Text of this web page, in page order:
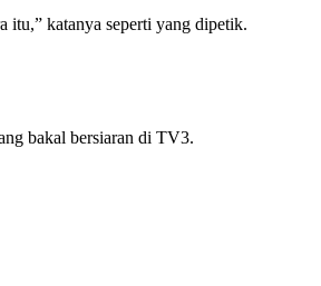
itu,” katanya seperti yang dipetik.
bakal bersiaran di TV3.